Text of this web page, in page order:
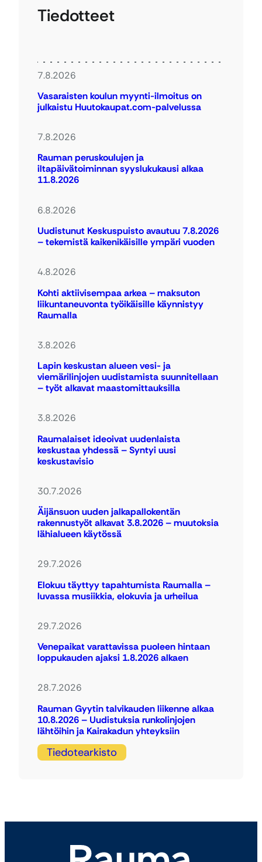
Tiedotteet
7.8.2026
Vasaraisten koulun myynti-ilmoitus on
julkaistu Huutokaupat.com-palvelussa
7.8.2026
Rauman peruskoulujen ja
iltapäivätoiminnan syyslukukausi alkaa
11.8.2026
6.8.2026
Uudistunut Keskuspuisto avautuu 7.8.2026
– tekemistä kaikenikäisille ympäri vuoden
4.8.2026
Kohti aktiivisempaa arkea – maksuton
liikuntaneuvonta työikäisille käynnistyy
Raumalla
3.8.2026
Lapin keskustan alueen vesi- ja
viemärilinjojen uudistamista suunnitellaan
– työt alkavat maastomittauksilla
3.8.2026
Raumalaiset ideoivat uudenlaista
keskustaa yhdessä – Syntyi uusi
keskustavisio
30.7.2026
Äijänsuon uuden jalkapallokentän
rakennustyöt alkavat 3.8.2026 – muutoksia
lähialueen käytössä
29.7.2026
Elokuu täyttyy tapahtumista Raumalla –
luvassa musiikkia, elokuvia ja urheilua
29.7.2026
Venepaikat varattavissa puoleen hintaan
loppukauden ajaksi 1.8.2026 alkaen
28.7.2026
Rauman Gyytin talvikauden liikenne alkaa
10.8.2026 – Uudistuksia runkolinjojen
lähtöihin ja Kairakadun yhteyksiin
Tiedotearkisto